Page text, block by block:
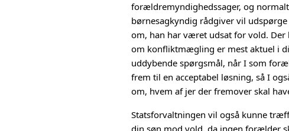
forældremyndighedssager, og
børnesagkyndig rådgiver vil
om, han har været udsat for vold.
om konfliktmægling er mest aktuel i
uddybende spørgsmål, når I som
frem til en acceptabel løsning, så I
om, hvem af jer der fremover skal
Statsforvaltningen vil også kunne
din søn mod vold, da ingen forælder